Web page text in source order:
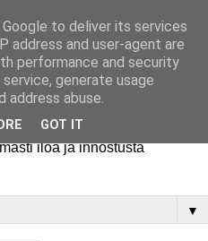
iloa ja innostusta
▼
to deliver its services
address and user-agent are
performance and security
generate usage
abuse.
GOT IT